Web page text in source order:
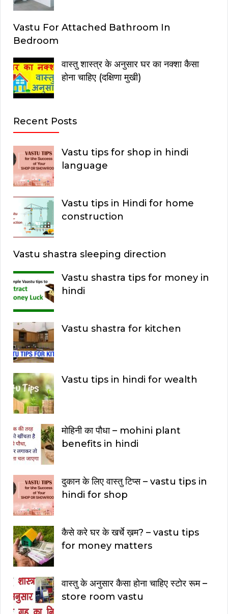
Vastu For Attached Bathroom In
Bedroom
वास्तु शास्त्र के अनुसार घर का नक्शा कैसा
होना चाहिए (दक्षिणा मुखी)
Recent Posts
Vastu tips for shop in hindi
language
Vastu tips in Hindi for home
construction
Vastu shastra sleeping direction
Vastu shastra tips for money in
hindi
Vastu shastra for kitchen
Vastu tips in hindi for wealth
मोहिनी का पौधा – mohini plant
benefits in hindi
दुकान के लिए वास्तु टिप्स – vastu tips in
hindi for shop
कैसे करे घर के खर्चे ख़म? – vastu tips
for money matters
वास्तु के अनुसार कैसा होना चाहिए स्टोर रूम –
store room vastu